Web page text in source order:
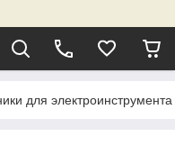
для электроинструмента